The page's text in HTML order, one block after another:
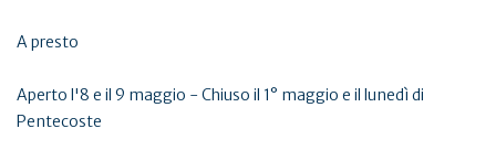
A presto
Aperto l'8 e il 9 maggio - Chiuso il 1° maggio e il lunedì di
Pentecoste